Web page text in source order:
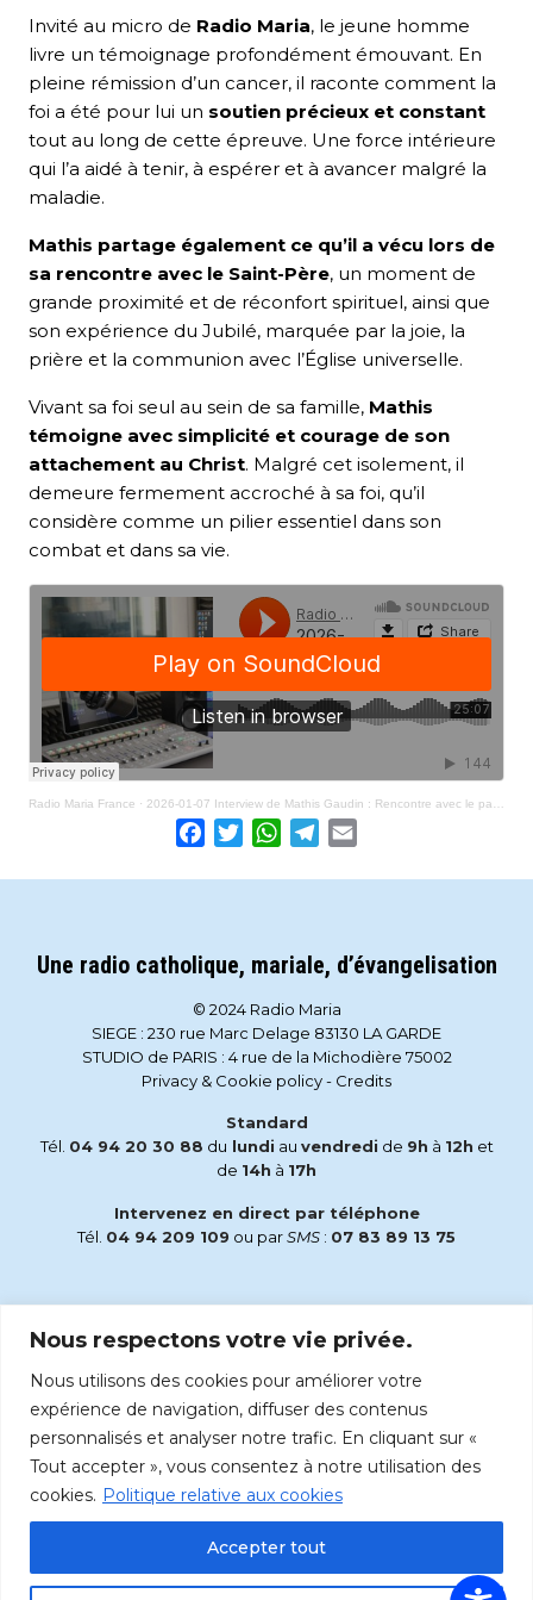
Nous respectons votre vie privée.
Nous utilisons des cookies pour améliorer votre
expérience de navigation, diffuser des contenus
personnalisés et analyser notre trafic. En cliquant sur «
Tout accepter », vous consentez à notre utilisation des
cookies. Politique relative aux cookies
Accepter tout
Invité au micro de Radio Maria, le jeune homme
livre un témoignage profondément émouvant. En
pleine rémission d’un cancer, il raconte comment la
foi a été pour lui un soutien précieux et constant
tout au long de cette épreuve. Une force intérieure
qui l’a aidé à tenir, à espérer et à avancer malgré la
maladie.
Mathis partage également ce qu’il a vécu lors de
sa rencontre avec le Saint-Père, un moment de
grande proximité et de réconfort spirituel, ainsi que
son expérience du Jubilé, marquée par la joie, la
prière et la communion avec l’Église universelle.
Vivant sa foi seul au sein de sa famille, Mathis
témoigne avec simplicité et courage de son
attachement au Christ. Malgré cet isolement, il
demeure fermement accroché à sa foi, qu’il
considère comme un pilier essentiel dans son
combat et dans sa vie.
Radio Maria France · 2026-01-07 Interview de Mathis Gaudin : Rencontre avec le pape Léon XIV, lumière dans la maladie
Facebook
TwitterWhatsApp
Telegram
Une radio catholique, mariale, d’évangelisation
© 2024 Radio Maria
SIEGE : 230 rue Marc Delage 83130 LA GARDE
STUDIO de PARIS : 4 rue de la Michodière 75002
Privacy & Cookie policy- Credits
Standard
Tél. 04 94 20 30 88 du lundi au vendredi de 9h à 12h et
de 14h à 17h
Intervenez en direct par téléphone
Tél. 04 94 209 109 ou parSMS : 07 83 89 13 75
accueil@radiomaria.fr
Écoutez Radio Maria sur :